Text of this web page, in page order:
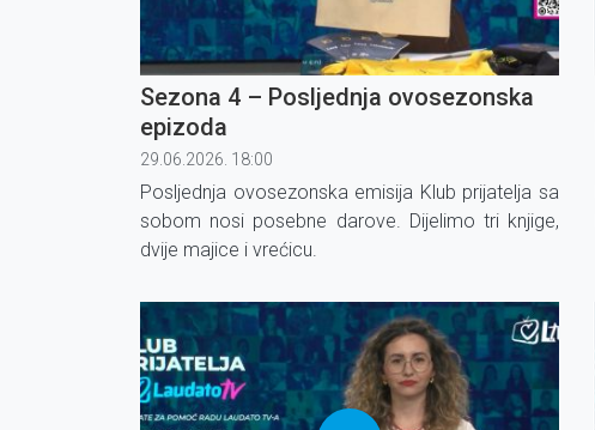
Sezona 4 – Posljednja ovosezonska
epizoda
29.06.2026. 18:00
Posljednja ovosezonska emisija Klub prijatelja sa
sobom nosi posebne darove. Dijelimo tri knjige,
dvije majice i vrećicu.